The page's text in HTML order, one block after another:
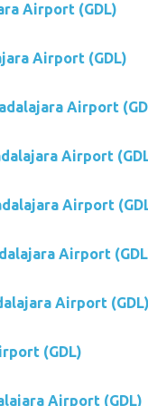
Airport (GDL)
Airport (GDL)
Airport
Airport
Airport
Airport
Airport
(GDL)
Airport (GDL)